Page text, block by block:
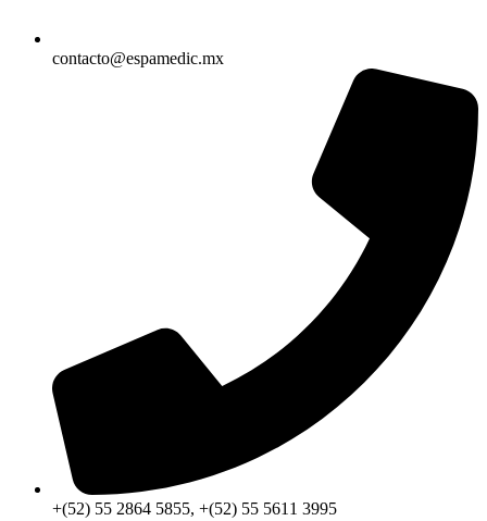
contacto@espamedic.mx
+(52) 55 2864 5855, +(52) 55 5611 3995